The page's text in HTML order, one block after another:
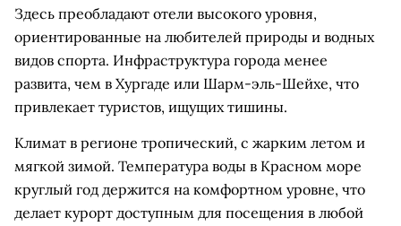
Здесь преобладают отели высокого уровня,
ориентированные на любителей природы и водных
видов спорта. Инфраструктура города менее
развита, чем в Хургаде или Шарм-эль-Шейхе, что
привлекает туристов, ищущих тишины.
Климат в регионе тропический, с жарким летом и
мягкой зимой. Температура воды в Красном море
круглый год держится на комфортном уровне, что
делает курорт доступным для посещения в любой